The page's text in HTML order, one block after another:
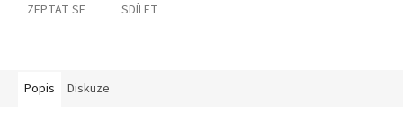
ZEPTAT SE SDÍLET
Popis Diskuze